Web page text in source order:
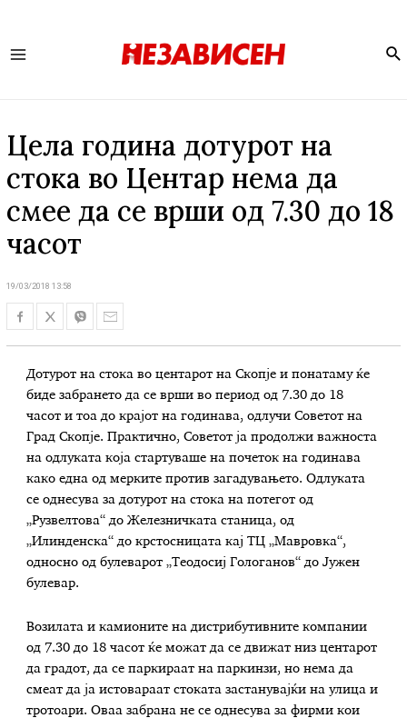
Цела година дотурот на
стока во Центар нема да
смее да се врши од 7.30 до 18
часот
19/03/2018 13:58
Дотурот на стока во центарот на Скопје и понатаму ќе
биде забрането да се врши во период од 7.30 до 18
часот и тоа до крајот на годинава, одлучи Советот на
Град Скопје. Практично, Советот ја продолжи важноста
на одлуката која стартуваше на почеток на годинава
како една од мерките против загадувањето. Одлуката
се однесува за дотурот на стока на потегот од
„Рузвелтова“ до Железничката станица, од
„Илинденска“ до крстосницата кај ТЦ „Мавровка“,
односно од булеварот „Теодосиј Гологанов“ до Јужен
булевар.
Возилата и камионите на дистрибутивните компании
од 7.30 до 18 часот ќе можат да се движат низ центарот
да градот, да се паркираат на паркинзи, но нема да
смеат да ја истовараат стоката застанувајќи на улица и
тротоари. Оваа забрана не се однесува за фирми кои